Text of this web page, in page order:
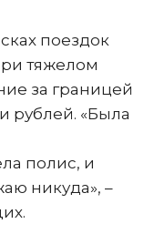
поездок
тяжелом
за границей
рублей. «Была
полис, и
никуда», –